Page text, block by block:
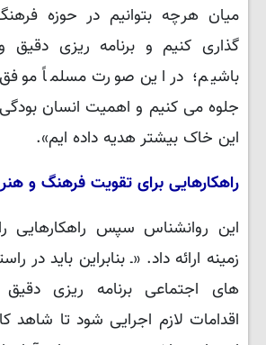
میان هرچه بتوانیم در حوزه
گذاری کنیم و برنامه ریزی دقیق
باشیم؛ در این صورت مسلماً
جلوه می کنیم و اهمیت انسان
این خاک بیشتر هدیه داده ایم».
راهکارهایی برای تقویت فرهنگ و
این روانشناس سپس راهکارهایی
زمینه ارائه داد. «ـ بنابراین باید
های اجتماعی برنامه‌ ریزی
اقدامات لازم اجرایی شود تا